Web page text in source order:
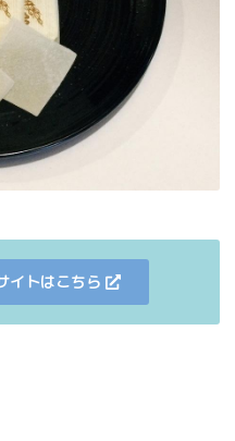
イトはこちら